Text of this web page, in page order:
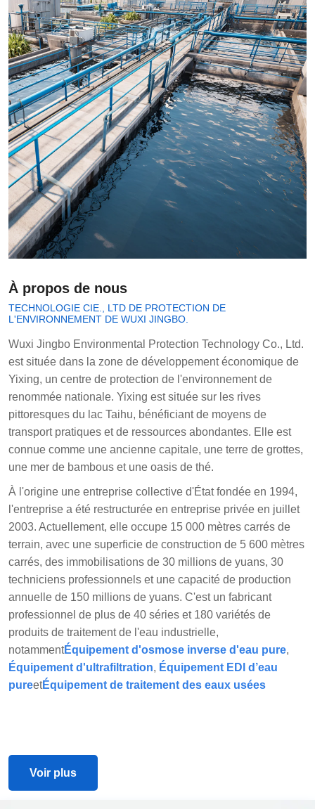
Notre société a mis en place
un système complet de
contrôle et d'assurance
qualité
À propos de nous
TECHNOLOGIE CIE., LTD DE PROTECTION DE
L'ENVIRONNEMENT DE WUXI JINGBO.
Wuxi Jingbo Environmental Protection Technology Co., Ltd.
est située dans la zone de développement économique de
Yixing, un centre de protection de l'environnement de
renommée nationale. Yixing est située sur les rives
pittoresques du lac Taihu, bénéficiant de moyens de
transport pratiques et de ressources abondantes. Elle est
connue comme une ancienne capitale, une terre de grottes,
une mer de bambous et une oasis de thé.
À l'origine une entreprise collective d'État fondée en 1994,
l'entreprise a été restructurée en entreprise privée en juillet
2003. Actuellement, elle occupe 15 000 mètres carrés de
terrain, avec une superficie de construction de 5 600 mètres
carrés, des immobilisations de 30 millions de yuans, 30
techniciens professionnels et une capacité de production
annuelle de 150 millions de yuans. C'est un fabricant
professionnel de plus de 40 séries et 180 variétés de
produits de traitement de l'eau industrielle,
notammentÉquipement d'osmose inverse d'eau pure,
Équipement d'ultrafiltration, Équipement EDl d’eau
pureetÉquipement de traitement des eaux usées
Voir plus